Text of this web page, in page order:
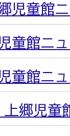
児童館
童館ニ
童館ニ
上郷児童